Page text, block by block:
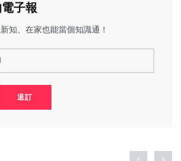
子報
知、在家也能當個知識通！
退訂